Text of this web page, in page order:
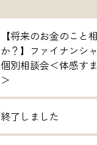
【将来のお金のこと
か？】ファイナンシ
個別相談会＜体感す
＞
終了しました